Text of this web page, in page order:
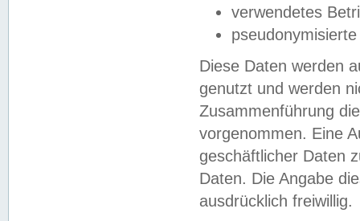
verwendetes
Diese Daten werden
genutzt und werden
Zusammenführung
vorgenommen. Eine
geschäftlicher Daten
Daten. Die Angabe
ausdrücklich freiwillig.